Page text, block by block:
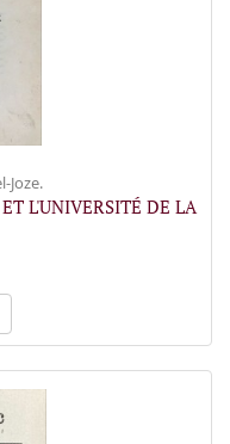
Joze.
L'UNIVERSITÉ DE LA